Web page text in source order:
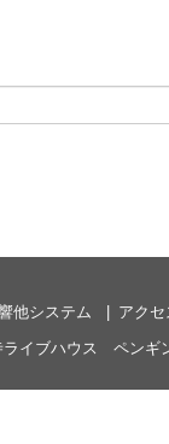
他システム
アクセ
ライブハウス ペンギ